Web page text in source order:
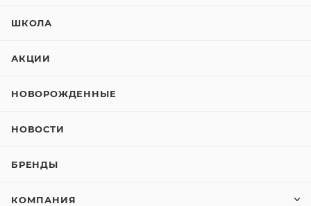
ШКОЛА
АКЦИИ
НОВОРОЖДЕННЫЕ
НОВОСТИ
БРЕНДЫ
КОМПАНИЯ